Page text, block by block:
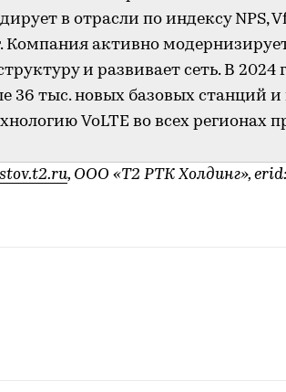
в отрасли по индексу NPS,
Компания активно
и развивает сеть. В 2024
36 тыс. новых базовых станций и
VoLTE во всех регионах
, ООО «T2 РТК Холдинг»,